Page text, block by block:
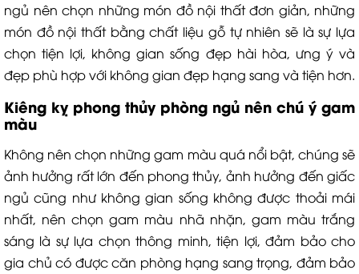
ngủ nên chọn những món đồ nội thất đơn giản, những
món đồ nội thất bằng chất liệu gỗ tự nhiên sẽ là sự lựa
chọn tiện lợi, không gian sống đẹp hài hòa, ưng ý và
đẹp phù hợp với không gian đẹp hạng sang và tiện hơn.
Kiêng kỵ phong thủy phòng ngủ nên chú ý gam
màu
Không nên chọn những gam màu quá nổi bật, chúng sẽ
ảnh hưởng rất lớn đến phong thủy, ảnh hưởng đến giấc
ngủ cũng như không gian sống không được thoải mái
nhất, nên chọn gam màu nhã nhặn, gam màu trắng
sáng là sự lựa chọn thông minh, tiện lợi, đảm bảo cho
gia chủ có được căn phòng hạng sang trọng, đảm bảo